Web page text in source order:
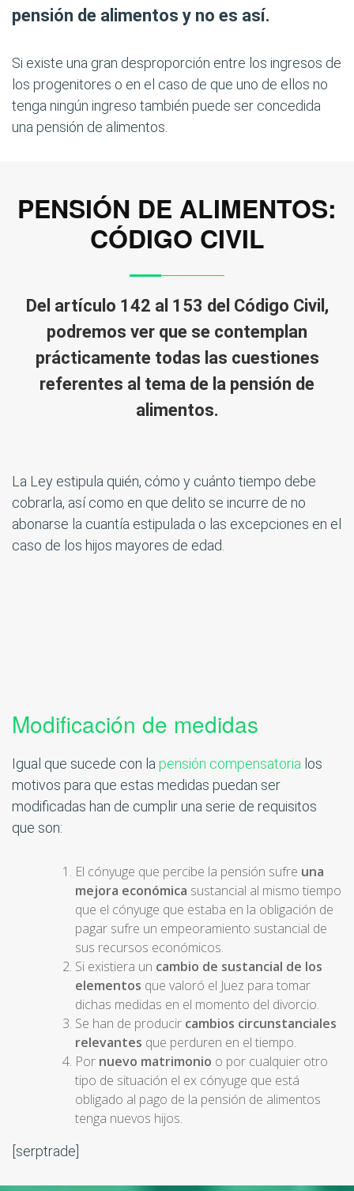
pensión de alimentos y no es así.
Si existe una gran desproporción entre los ingresos de
los progenitores o en el caso de que uno de ellos no
tenga ningún ingreso también puede ser concedida
una pensión de alimentos.
PENSIÓN DE ALIMENTOS:
CÓDIGO CIVIL
Del artículo 142 al 153 del Código Civil,
podremos ver que se contemplan
prácticamente todas las cuestiones
referentes al tema de la pensión de
alimentos.
La Ley estipula quién, cómo y cuánto tiempo debe
cobrarla, así como en que delito se incurre de no
abonarse la cuantía estipulada o las excepciones en el
caso de los hijos mayores de edad.
Modificación de medidas
Igual que sucede con la pensión compensatoria los
motivos para que estas medidas puedan ser
modificadas han de cumplir una serie de requisitos
que son:
El cónyuge que percibe la pensión sufre una
mejora económica sustancial al mismo tiempo
que el cónyuge que estaba en la obligación de
pagar sufre un empeoramiento sustancial de
sus recursos económicos.
Si existiera un cambio de sustancial de los
elementos que valoró el Juez para tomar
dichas medidas en el momento del divorcio.
Se han de producir cambios circunstanciales
relevantes que perduren en el tiempo.
Por nuevo matrimonio o por cualquier otro
tipo de situación el ex cónyuge que está
obligado al pago de la pensión de alimentos
tenga nuevos hijos.
[serptrade]